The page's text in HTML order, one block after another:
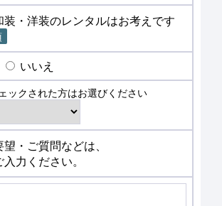
装・洋装のレンタルはお考えです
いいえ
ックされた方はお選びください
・ご質問などは、
力ください。